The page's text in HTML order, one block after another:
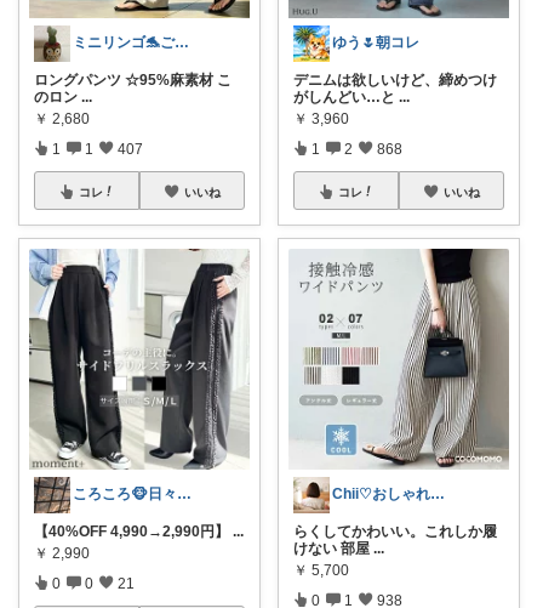
ミニリンゴ🐬ご縁に感謝🌻ありがとう
ロングパンツ ☆95%麻素材‌ こ
のロン ...
￥ 2,680
1 1 407
コレ いいね
ころころ🐵日々皆様に感謝🙇
【40%OFF 4,990→2,990円】
...
￥ 2,990
0 0 21
ゆう🌷朝コレ
デニムは欲しいけど、締めつけ
がしんどい…と ...
￥ 3,960
1 2 868
コレ いいね
Chii♡おしゃれで可愛いもの
らくしてかわいい。これしか履
けない 部屋 ...
￥ 5,700
0 1 938